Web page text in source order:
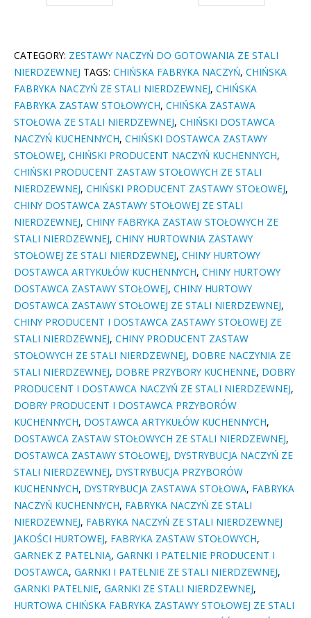
CATEGORY: ZESTAWY NACZYŃ DO GOTOWANIA ZE STALI
NIERDZEWNEJ TAGS: CHIŃSKA FABRYKA NACZYŃ, CHIŃSKA
FABRYKA NACZYŃ ZE STALI NIERDZEWNEJ, CHIŃSKA
FABRYKA ZASTAW STOŁOWYCH, CHIŃSKA ZASTAWA
STOŁOWA ZE STALI NIERDZEWNEJ, CHIŃSKI DOSTAWCA
NACZYŃ KUCHENNYCH, CHIŃSKI DOSTAWCA ZASTAWY
STOŁOWEJ, CHIŃSKI PRODUCENT NACZYŃ KUCHENNYCH,
CHIŃSKI PRODUCENT ZASTAW STOŁOWYCH ZE STALI
NIERDZEWNEJ, CHIŃSKI PRODUCENT ZASTAWY STOŁOWEJ,
CHINY DOSTAWCA ZASTAWY STOŁOWEJ ZE STALI
NIERDZEWNEJ, CHINY FABRYKA ZASTAW STOŁOWYCH ZE
STALI NIERDZEWNEJ, CHINY HURTOWNIA ZASTAWY
STOŁOWEJ ZE STALI NIERDZEWNEJ, CHINY HURTOWY
DOSTAWCA ARTYKUŁÓW KUCHENNYCH, CHINY HURTOWY
DOSTAWCA ZASTAWY STOŁOWEJ, CHINY HURTOWY
DOSTAWCA ZASTAWY STOŁOWEJ ZE STALI NIERDZEWNEJ,
CHINY PRODUCENT I DOSTAWCA ZASTAWY STOŁOWEJ ZE
STALI NIERDZEWNEJ, CHINY PRODUCENT ZASTAW
STOŁOWYCH ZE STALI NIERDZEWNEJ, DOBRE NACZYNIA ZE
STALI NIERDZEWNEJ, DOBRE PRZYBORY KUCHENNE, DOBRY
PRODUCENT I DOSTAWCA NACZYŃ ZE STALI NIERDZEWNEJ,
DOBRY PRODUCENT I DOSTAWCA PRZYBORÓW
KUCHENNYCH, DOSTAWCA ARTYKUŁÓW KUCHENNYCH,
DOSTAWCA ZASTAW STOŁOWYCH ZE STALI NIERDZEWNEJ,
DOSTAWCA ZASTAWY STOŁOWEJ, DYSTRYBUCJA NACZYŃ ZE
STALI NIERDZEWNEJ, DYSTRYBUCJA PRZYBORÓW
KUCHENNYCH, DYSTRYBUCJA ZASTAWA STOŁOWA, FABRYKA
NACZYŃ KUCHENNYCH, FABRYKA NACZYŃ ZE STALI
NIERDZEWNEJ, FABRYKA NACZYŃ ZE STALI NIERDZEWNEJ
JAKOŚCI HURTOWEJ, FABRYKA ZASTAW STOŁOWYCH,
GARNEK Z PATELNIĄ, GARNKI I PATELNIE PRODUCENT I
DOSTAWCA, GARNKI I PATELNIE ZE STALI NIERDZEWNEJ,
GARNKI PATELNIE, GARNKI ZE STALI NIERDZEWNEJ,
HURTOWA CHIŃSKA FABRYKA ZASTAWY STOŁOWEJ ZE STALI